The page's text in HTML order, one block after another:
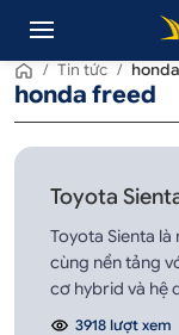
/ Tin tức /
honda freed
Toyota
Toyota Sienta
cùng nền tảng
cơ hybrid và hệ
3918 lượt xem